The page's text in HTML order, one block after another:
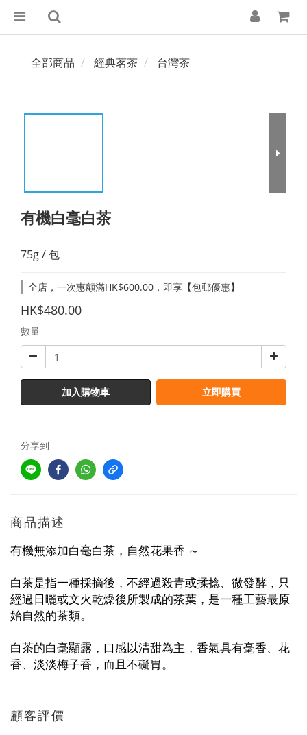
全部商品 經典茗茶 台灣茶
有機白毫白茶
75g / 包
全店，一次惠顧滿HK$600.00，即享【包郵優惠】
HK$480.00
數量
加入購物車 立即購買
分享到
商品描述
有機無添加白毫白茶，自然花果香 ～
白茶是指一種採摘後，不經過殺青或揉捻、微發酵，只
經過日曬或文火乾燥後所製成的茶葉，是一種工藝最原
始自然的茶類。
白茶的白毫顯露，口感以清甜為主， 香氣具有毫香、花
香、淡淡梅子香，而且不礙胃。
顧客評價